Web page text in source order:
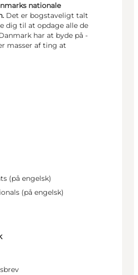
nationale
Det er bogstaveligt talt
dig til at opdage alle de
har at byde på -
masser af ting at
(på engelsk)
(på engelsk)